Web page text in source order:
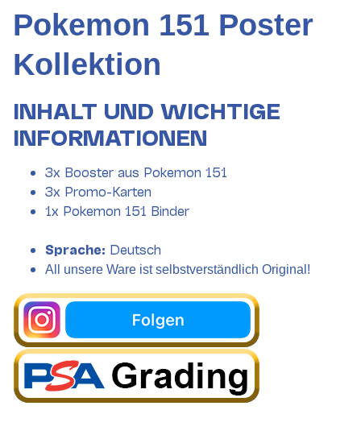
Pokemon 151 Poster
Kollektion
INHALT UND WICHTIGE
INFORMATIONEN
3x Booster aus Pokemon 151
3x Promo-Karten
1x Pokemon 151 Binder
Sprache: Deutsch
All unsere Ware ist selbstverständlich Original!